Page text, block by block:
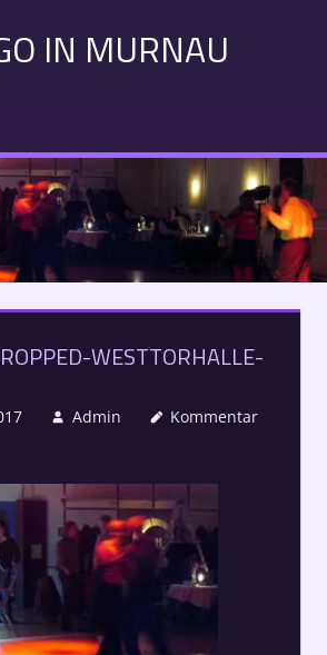
IN MURNAU
WESTTORHALLE-
Admin
Kommentar